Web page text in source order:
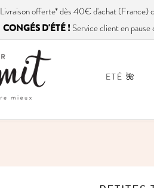
Livraisonofferte* dès 40€ d'achat
CONGÉS D'ÉTÉ ! Service client en
ETÉ 🌺